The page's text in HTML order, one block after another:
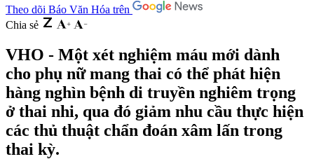
Theo dõi Báo Văn Hóa trên
Chia sẻ
VHO - Một xét nghiệm máu mới dành
cho phụ nữ mang thai có thể phát hiện
hàng nghìn bệnh di truyền nghiêm trọng
ở thai nhi, qua đó giảm nhu cầu thực hiện
các thủ thuật chẩn đoán xâm lấn trong
thai kỳ.